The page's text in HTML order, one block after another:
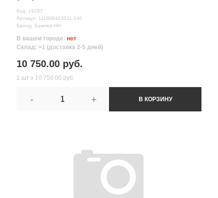
Код: 19287
Артикул: 111808403011-240
Бренд: Бампер-НН
В вашем городе: нет
Склад: >1 (доставка 2-5 дней)
10 750.00 руб.
1 шт х 10 750.00 руб.
- + В КОРЗИНУ